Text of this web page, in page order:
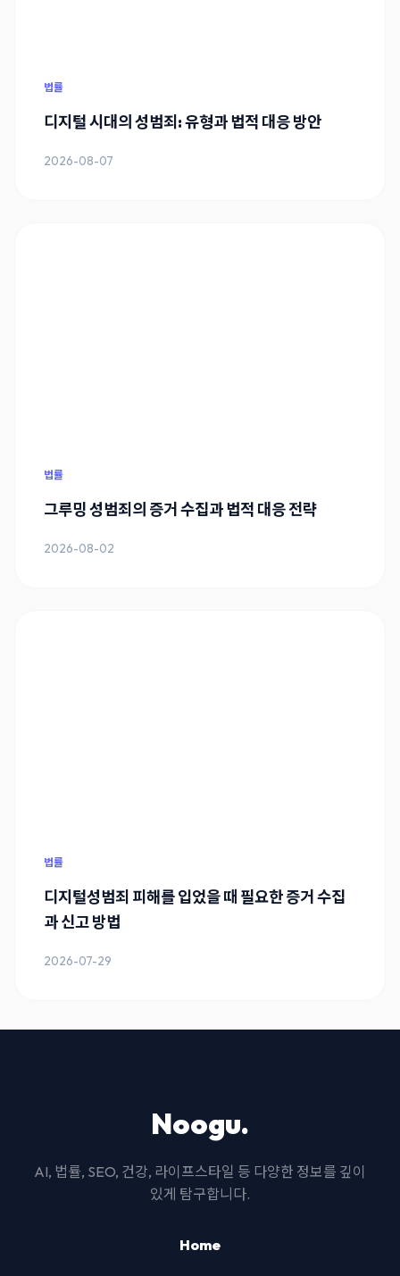
법률
디지털 시대의 성범죄: 유형과 법적 대응 방안
2026-08-07
법률
그루밍 성범죄의 증거 수집과 법적 대응 전략
2026-08-02
법률
디지털성범죄 피해를 입었을 때 필요한 증거 수집
과 신고 방법
2026-07-29
Noogu.
AI, 법률, SEO, 건강, 라이프스타일 등 다양한 정보를 깊이
있게 탐구합니다.
Home